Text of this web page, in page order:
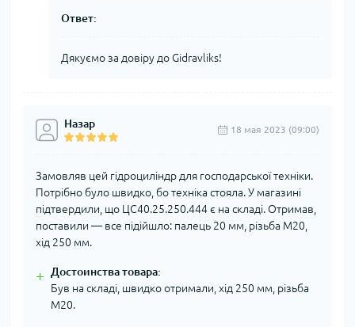
Ответ:
Дякуємо за довіру до Gidravliks!
Назар 18 мая 2023 (09:00)
Замовляв цей гідроциліндр для господарської техніки.
Потрібно було швидко, бо техніка стояла. У магазині
підтвердили, що ЦС40.25.250.444 є на складі. Отримав,
поставили — все підійшло: палець 20 мм, різьба М20,
хід 250 мм.
+ Достоинства товара:
Був на складі, швидко отримали, хід 250 мм, різьба
М20.